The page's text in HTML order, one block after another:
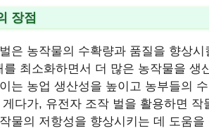
장점
은 농작물의 수확량과 품질을 향상
최소화하면서 더 많은 농작물을 생
는 농업 생산성을 높이고 농부들의
다가, 유전자 조작 벌을 활용하면
물의 저항성을 향상시키는 데 도움을